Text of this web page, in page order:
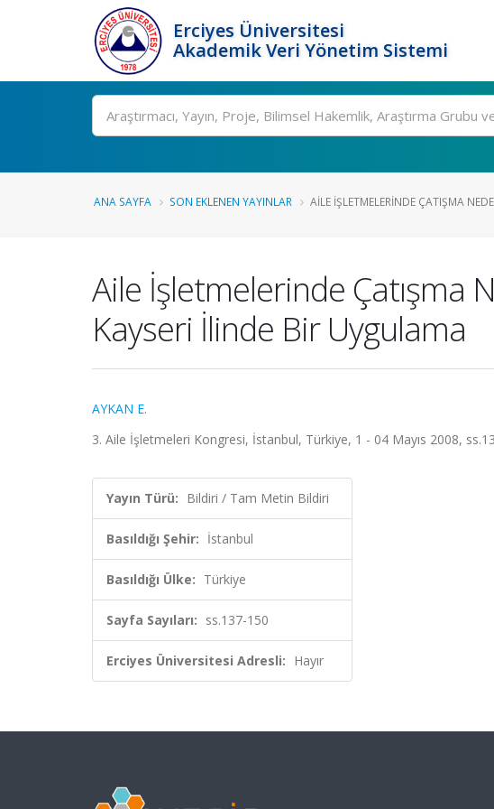
Erciyes Üniversitesi
Akademik Veri Yönetim Sistemi
Ara
ANA SAYFA SON EKLENEN YAYINLAR AILE İŞLETMELERINDE ÇATIŞMA
Aile İşletmelerinde Çatışma
Kayseri İlinde Bir Uygulama
AYKAN E.
3. Aile İşletmeleri Kongresi, İstanbul, Türkiye, 1 - 04 Mayıs 2008,
Yayın Türü: Bildiri / Tam Metin Bildiri
Basıldığı Şehir: İstanbul
Basıldığı Ülke: Türkiye
Sayfa Sayıları: ss.137-150
Erciyes Üniversitesi Adresli: Hayır